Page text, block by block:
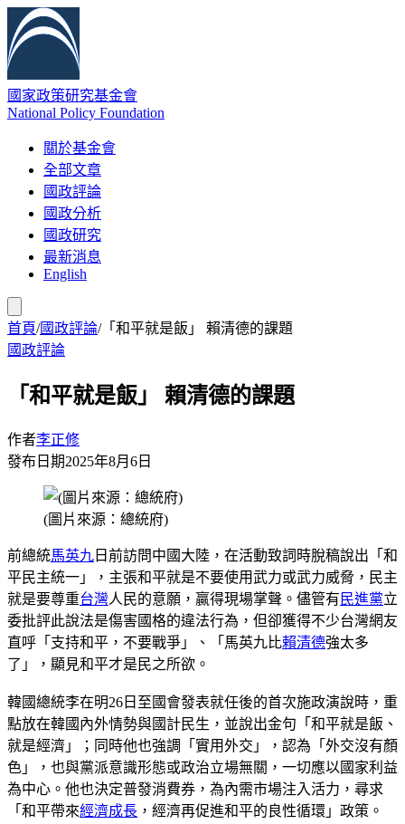
國家政策研究基金會
National Policy Foundation
關於基金會
全部文章
國政評論
國政分析
國政研究
最新消息
English
首頁/國政評論/「和平就是飯」 賴清德的課題
國政評論
「和平就是飯」 賴清德的課題
作者李正修
發布日期2025年8月6日
(圖片來源：總統府)
前總統馬英九 日前訪問中國大陸，在活動致詞時脫稿說出「和
平民主統一」，主張和平就是不要使用武力或武力威脅，民主
就是要尊重台灣人民的意願，贏得現場掌聲。儘管有 民進黨立
委批評此說法是傷害國格的違法行為，但卻獲得不少台灣網友
直呼「支持和平，不要戰爭」、「馬英九比賴清德強太多
了」，顯見和平才是民之所欲。
韓國總統李在明26日至國會發表就任後的首次施政演說時，重
點放在韓國內外情勢與國計民生，並說出金句「和平就是飯、
就是經濟」；同時他也強調「實用外交」，認為「外交沒有顏
色」，也與黨派意識形態或政治立場無關，一切應以國家利益
為中心。他也決定普發消費券，為內需市場注入活力，尋求
「和平帶來經濟成長 ，經濟再促進和平的良性循環」政策。